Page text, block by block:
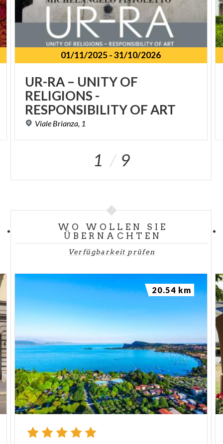
01/11/2025-31/10/2026
UR-RA – UNITY OF
RELIGIONS -
RESPONSIBILITY OF ART
Viale Brianza, 1
1 9
WO WOLLEN SIE
ÜBERNACHTEN
Verfügbarkeit prüfen
20.54 km